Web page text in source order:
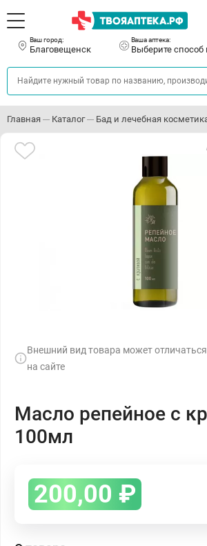
Ваш город:
Благовещенск
Ваша аптека:
Выберите способ
Главная Каталог Бад и лечебная
Внешний вид товара может
на сайте
Масло репейное с
100мл
200,00 ₽